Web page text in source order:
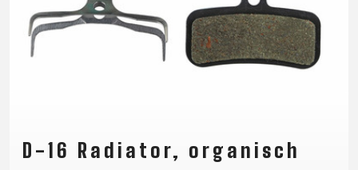
D-16 Radiator, organisch